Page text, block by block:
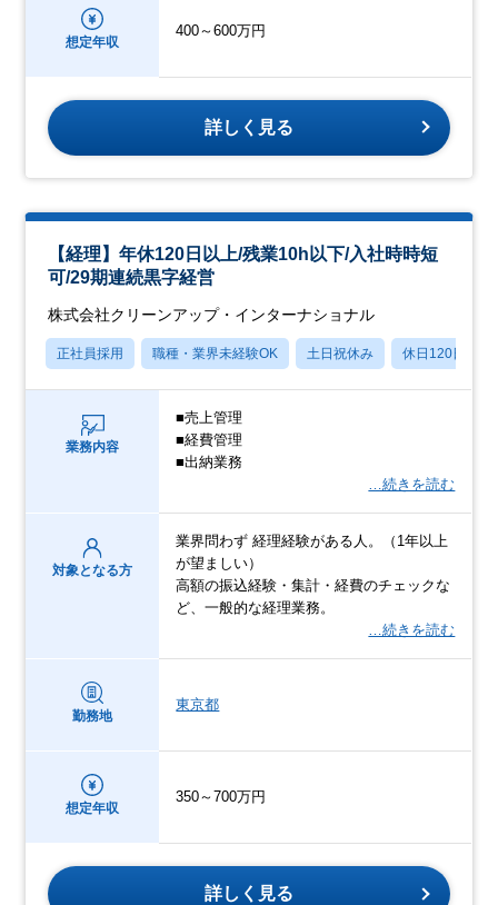
想定年収
400～600万円
詳しく見る
【経理】年休120日以上/残業10h以下/入社時時短
可/29期連続黒字経営
株式会社クリーンアップ・インターナショナル
正社員採用 職種・業界未経験OK 土日祝休み 休日120日以上
業務内容
■売上管理
■経費管理
■出納業務
…続きを読む
対象となる方
業界問わず 経理経験がある人。（1年以上
が望ましい）
高額の振込経験・集計・経費のチェックな
ど、一般的な経理業務。
…続きを読む
勤務地
東京都
想定年収
350～700万円
詳しく見る